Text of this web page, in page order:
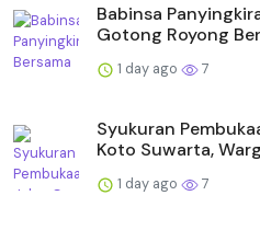
Babinsa
Gotong Royong
1 day ago 7
Syukuran
Koto Suwarta,
1 day ago 7